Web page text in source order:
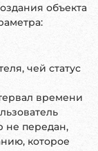
объекта
чей статус
времени
не передан,
которое